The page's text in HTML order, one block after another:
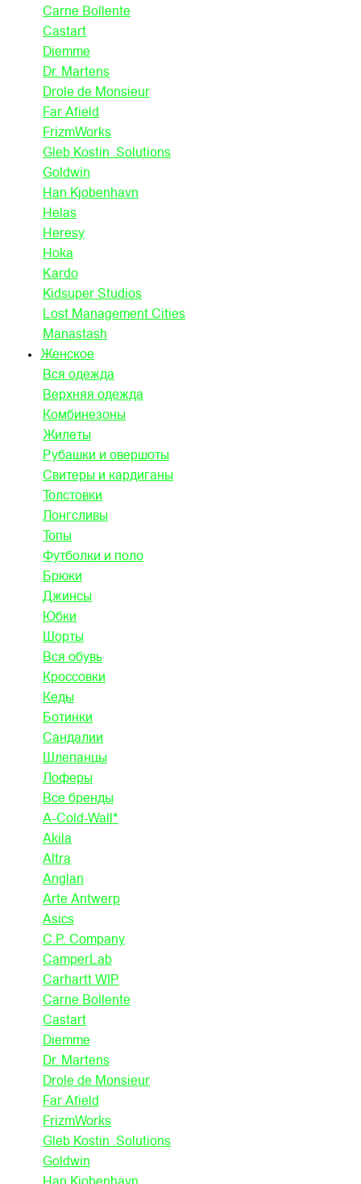
Carne Bollente
Castart
Diemme
Dr. Martens
Drole de Monsieur
Far Afield
FrizmWorks
Gleb Kostin .Solutions
Goldwin
Han Kjobenhavn
Helas
Heresy
Hoka
Kardo
Kidsuper Studios
Lost Management Cities
Manastash
Женское
Вся одежда
Верхняя одежда
Комбинезоны
Жилеты
Рубашки и овершоты
Свитеры и кардиганы
Толстовки
Лонгсливы
Топы
Футболки и поло
Брюки
Джинсы
Юбки
Шорты
Вся обувь
Кроссовки
Кеды
Ботинки
Сандалии
Шлепанцы
Лоферы
Все бренды
A-Cold-Wall*
Akila
Altra
Anglan
Arte Antwerp
Asics
C.P. Company
CamperLab
Carhartt WIP
Carne Bollente
Castart
Diemme
Dr. Martens
Drole de Monsieur
Far Afield
FrizmWorks
Gleb Kostin .Solutions
Goldwin